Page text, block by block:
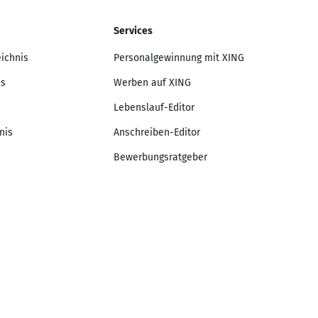
Services
Personalgewinnung mit XING
Werben auf XING
Lebenslauf-Editor
Anschreiben-Editor
Bewerbungsratgeber